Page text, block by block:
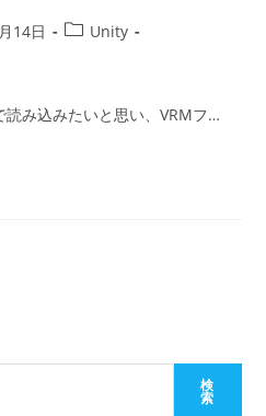
14日
投
ゴ
Unity
み込みたいと思い、VRMフ…
検
索